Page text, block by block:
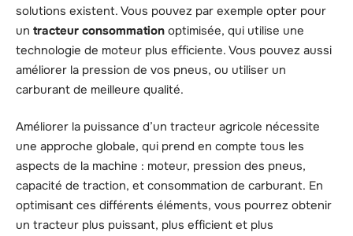
solutions existent. Vous pouvez par exemple opter pour
un tracteur consommation optimisée, qui utilise une
technologie de moteur plus efficiente. Vous pouvez aussi
améliorer la pression de vos pneus, ou utiliser un
carburant de meilleure qualité.
Améliorer la puissance d’un tracteur agricole nécessite
une approche globale, qui prend en compte tous les
aspects de la machine : moteur, pression des pneus,
capacité de traction, et consommation de carburant. En
optimisant ces différents éléments, vous pourrez obtenir
un tracteur plus puissant, plus efficient et plus